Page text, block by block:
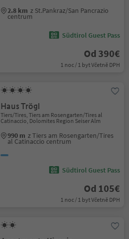
2.8 km z St.Pankraz/San Pancrazio
centrum
Südtirol Guest Pass
Od 390€
1 noc / 1 byt Včetně DPH
Haus Trögl
Tiers/Tires, Tiers am Rosengarten/Tires al
Catinaccio, Dolomites Region Seiser Alm
990 m z Tiers am Rosengarten/Tires
al Catinaccio centrum
Südtirol Guest Pass
Od 105€
1 noc / 1 byt Včetně DPH